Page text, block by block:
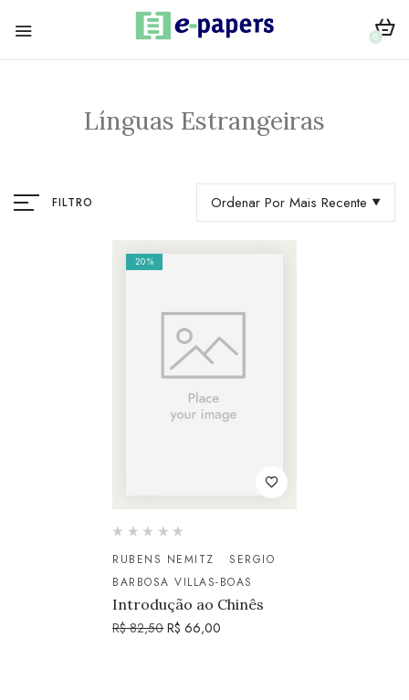
0
Línguas Estrangeiras
FILTRO Ordenar Por Mais Recente
20%
RUBENS NEMITZ
SERGIO
BARBOSA VILLAS-BOAS
Introdução ao Chinês
R$82,50 R$ 66,00